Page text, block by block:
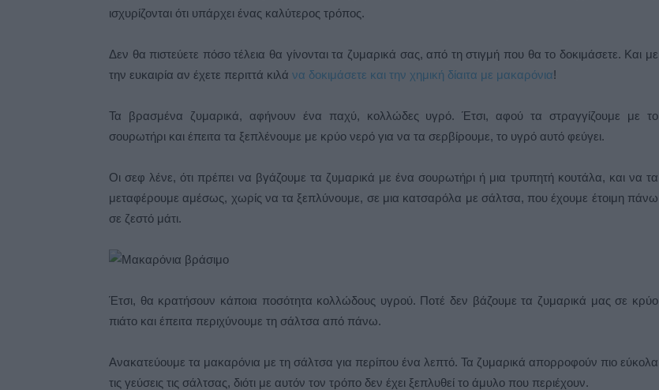
ισχυρίζονται ότι υπάρχει ένας καλύτερος τρόπος.
Δεν θα πιστεύετε πόσο τέλεια θα γίνονται τα ζυμαρικά σας, από τη στιγμή που θα το δοκιμάσετε. Και με
την ευκαιρία αν έχετε περιττά κιλά να δοκιμάσετε και την χημική δίαιτα με μακαρόνια!
Τα βρασμένα ζυμαρικά, αφήνουν ένα παχύ, κολλώδες υγρό. Έτσι, αφού τα στραγγίζουμε με το
σουρωτήρι και έπειτα τα ξεπλένουμε με κρύο νερό για να τα σερβίρουμε, το υγρό αυτό φεύγει.
Οι σεφ λένε, ότι πρέπει να βγάζουμε τα ζυμαρικά με ένα σουρωτήρι ή μια τρυπητή κουτάλα, και να τα
μεταφέρουμε αμέσως, χωρίς να τα ξεπλύνουμε, σε μια κατσαρόλα με σάλτσα, που έχουμε έτοιμη πάνω
σε ζεστό μάτι.
Έτσι, θα κρατήσουν κάποια ποσότητα κολλώδους υγρού. Ποτέ δεν βάζουμε τα ζυμαρικά μας σε κρύο
πιάτο και έπειτα περιχύνουμε τη σάλτσα από πάνω.
Ανακατεύουμε τα μακαρόνια με τη σάλτσα για περίπου ένα λεπτό. Τα ζυμαρικά απορροφούν πιο εύκολα
τις γεύσεις τις σάλτσας, διότι με αυτόν τον τρόπο δεν έχει ξεπλυθεί το άμυλο που περιέχουν.